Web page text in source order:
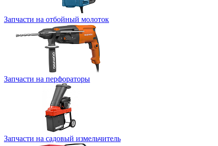
Запчасти на отбойный молоток
Запчасти на перфораторы
Запчасти на садовый измельчитель